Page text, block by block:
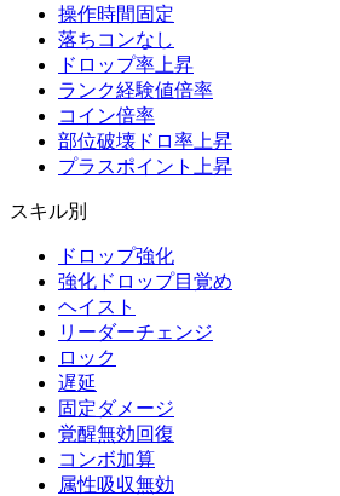
操作時間固定
落ちコンなし
ドロップ率上昇
ランク経験値倍率
コイン倍率
部位破壊ドロ率上昇
プラスポイント上昇
スキル別
ドロップ強化
強化ドロップ目覚め
ヘイスト
リーダーチェンジ
ロック
遅延
固定ダメージ
覚醒無効回復
コンボ加算
属性吸収無効